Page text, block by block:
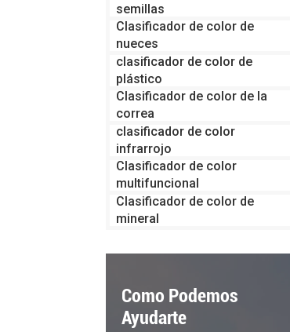
semillas
Clasificador de color de
nueces
clasificador de color de
plástico
Clasificador de color de la
correa
clasificador de color
infrarrojo
Clasificador de color
multifuncional
Clasificador de color de
mineral
Como Podemos
Ayudarte